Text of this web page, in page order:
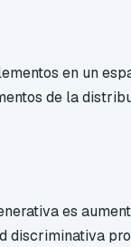
en un
de la
es
discriminativa